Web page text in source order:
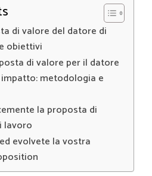
di valore del datore di
obiettivi
di valore per il datore
metodologia e
la proposta di
lavoro
evolvete la vostra